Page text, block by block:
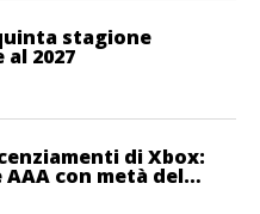
stagione
2027
di Xbox:
con metà del